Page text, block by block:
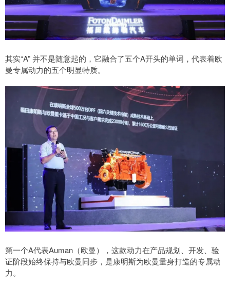
其实“A” 并不是随意起的，它融合了五个A开头的单词，代表着欧
曼专属动力的五个明显特质。
第一个A代表Auman（欧曼），这款动力在产品规划、开发、验
证阶段始终保持与欧曼同步，是康明斯为欧曼量身打造的专属动
力。